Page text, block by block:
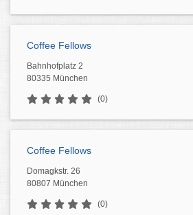
Coffee Fellows
Bahnhofplatz 2
80335 München
(0)
Coffee Fellows
Domagkstr. 26
80807 München
(0)